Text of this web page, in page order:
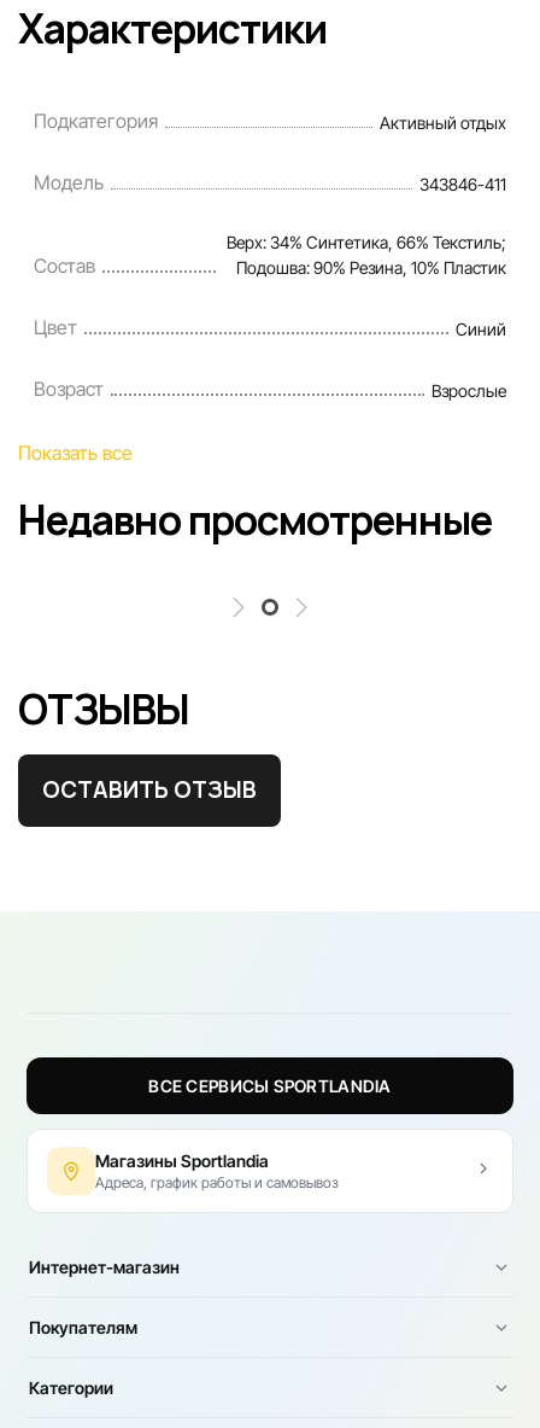
Характеристики
Подкатегория Активный отдых
Модель 343846-411
Состав
Верх: 34% Синтетика, 66% Текстиль;
Подошва: 90% Резина, 10% Пластик
Цвет Синий
Возраст Взрослые
Показать все
Недавно просмотренные
ОТЗЫВЫ
ОСТАВИТЬ ОТЗЫВ
ВСЕ СЕРВИСЫ SPORTLANDIA
Магазины Sportlandia
Адреса, график работы и самовывоз
Интернет-магазин
Покупателям
Категории